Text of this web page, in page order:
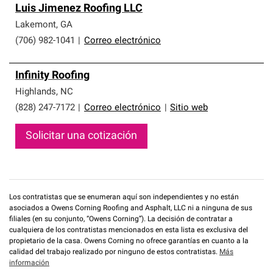
Luis Jimenez Roofing LLC
Lakemont, GA
(706) 982-1041
Correo electrónico
Infinity Roofing
Highlands, NC
(828) 247-7172
Correo electrónico Sitio web
Solicitar una cotización
Los contratistas que se enumeran aquí son independientes y no están
asociados a Owens Corning Roofing and Asphalt, LLC ni a ninguna de sus
filiales (en su conjunto, “Owens Corning”). La decisión de contratar a
cualquiera de los contratistas mencionados en esta lista es exclusiva del
propietario de la casa. Owens Corning no ofrece garantías en cuanto a la
calidad del trabajo realizado por ninguno de estos contratistas. Más
información